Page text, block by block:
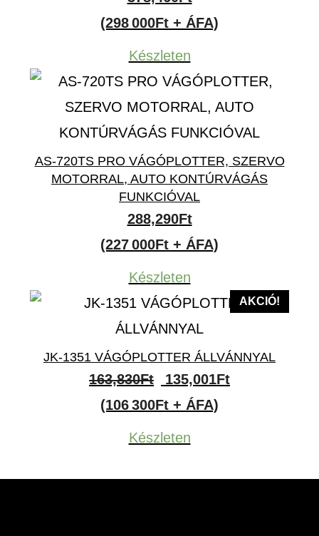
(298 000Ft + ÁFA)
Készleten
AS-720TS PRO VÁGÓPLOTTER, SZERVO
MOTORRAL, AUTO KONTÚRVÁGÁS
FUNKCIÓVAL
288,290Ft
(227 000Ft + ÁFA)
Készleten
AKCIÓ!
JK-1351 VÁGÓPLOTTER ÁLLVÁNNYAL
163,830Ft
Original
price
was:
135,001FtCurrent
(106 300Ft + ÁFA)
Készleten